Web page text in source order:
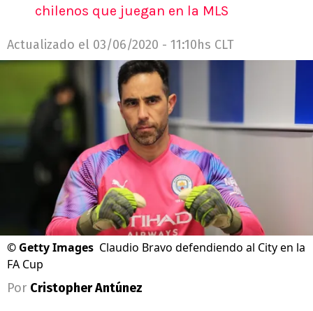
chilenos que juegan en la MLS
Actualizado el 03/06/2020 - 11:10hs CLT
© Getty Images Claudio Bravo defendiendo al City en la
FA Cup
Por Cristopher Antúnez